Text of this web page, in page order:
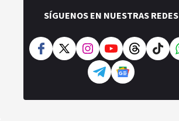
SÍGUENOS EN NUESTRAS REDES